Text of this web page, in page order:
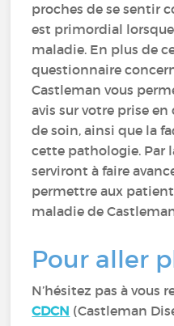
proches de se sentir
est primordial
maladie. En plus de
questionnaire
Castleman vous
avis sur votre prise
de soin, ainsi que la
cette pathologie. Par
serviront à faire
permettre aux
maladie de
Pour aller
N’hésitez pas à vous
CDCN (Castleman